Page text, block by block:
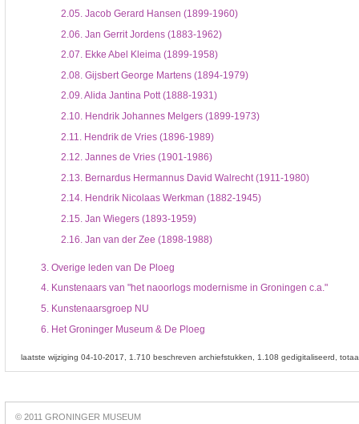
2.05.Jacob Gerard Hansen (1899-1960)
2.06. Jan Gerrit Jordens (1883-1962)
2.07.Ekke Abel Kleima (1899-1958)
2.08.Gijsbert George Martens (1894-1979)
2.09.Alida Jantina Pott (1888-1931)
2.10.Hendrik Johannes Melgers (1899-1973)
2.11.
Hendrik de Vries (1896-1989)
2.12.Jannes de Vries (1901-1986)
2.13. Bernardus Hermannus David Walrecht (1911-1980)
2.14.Hendrik Nicolaas Werkman (1882-1945)
2.15.Jan Wiegers (1893-1959)
2.16. Jan van der Zee (1898-1988)
3. Overige leden van De Ploeg
4.Kunstenaars van "het naoorlogs modernisme in Groningen c.a."
5.Kunstenaarsgroep NU
6. Het Groninger Museum & De Ploeg
laatste wijziging 04-10-2017 1.710 beschreven archiefstukken 1.108 gedigitaliseerd
Best
online© 2011 GRONINGER MUSEUM